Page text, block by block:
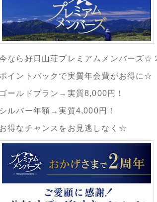
なら好日山荘プレミアムメンバーズ☆
イントバックで実質年会費がお得に☆
ールドプラン→実質8,000円！
ルバー年額→実質4,000円！
得なチャンスをお見逃しなく☆